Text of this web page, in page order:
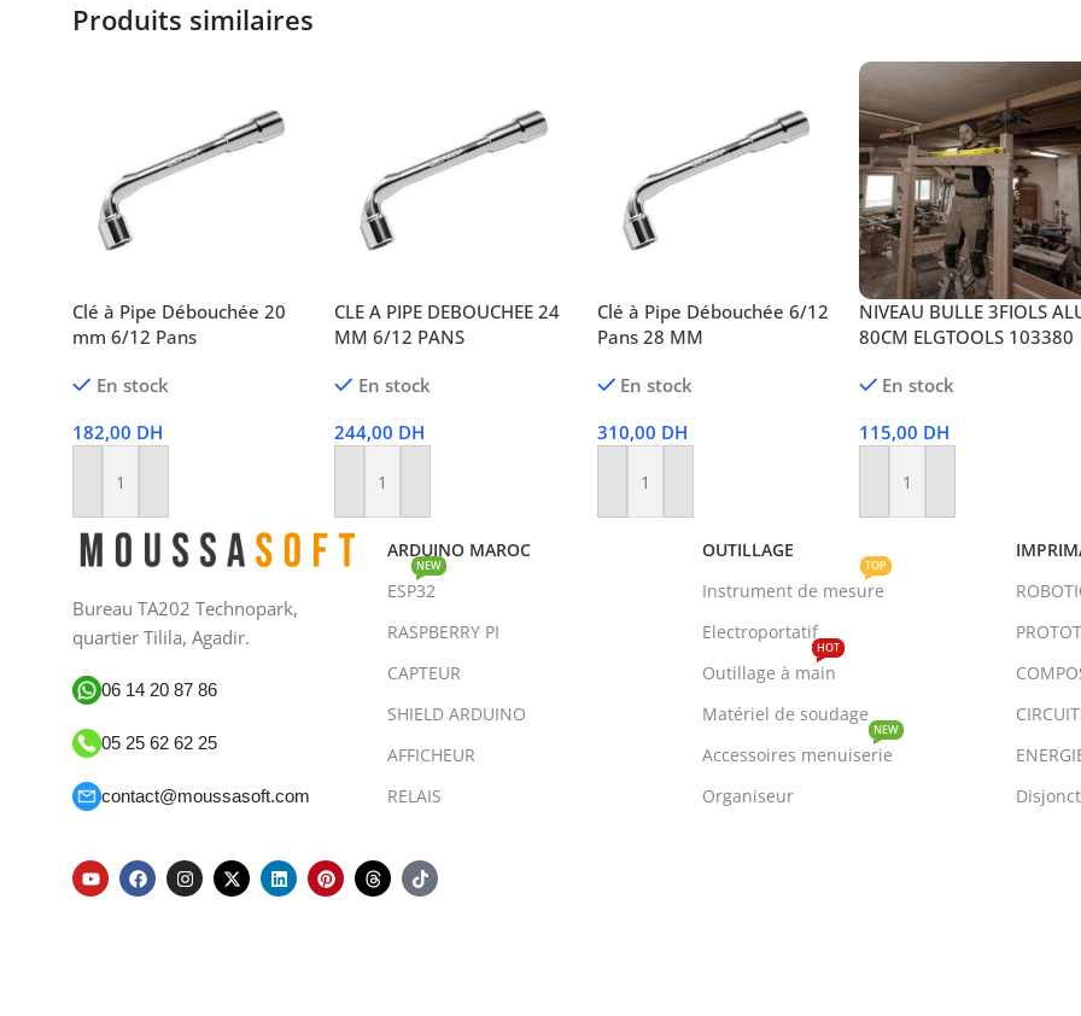
Produits similaires
Clé à Pipe Débouchée 20
mm 6/12 Pans
En stock
182,00 DH
Ajouter Au Panier
CLE A PIPE DEBOUCHEE 24
MM 6/12 PANS
En stock
244,00 DH
Ajouter Au Panier
Clé à Pipe Débouchée 6/12
Pans 28 MM
En stock
310,00 DH
Ajouter Au Panier
NIVEAU BULLE 3FIOLS
80CM ELGTOOLS 103380
En stock
115,00 DH
Ajouter Au Panier
Bureau TA202 Technopark,
quartier Tilila, Agadir.
06 14 20 87 86
05 25 62 62 25
contact@moussasoft.com
ARDUINO MAROC
ESP32
NEW
RASPBERRY PI
CAPTEUR
SHIELD ARDUINO
AFFICHEUR
RELAIS
OUTILLAGE
Instrument de mesure
TOP
Electroportatif
Outillage à main
HOT
Matériel de soudage
Accessoires menuiserie
NEW
Organiseur